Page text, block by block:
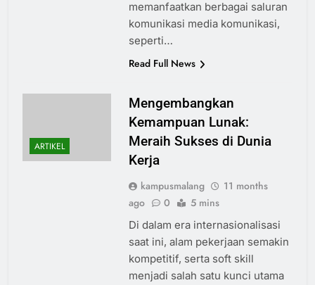
memanfaatkan berbagai saluran
komunikasi media komunikasi,
seperti…
Read Full News
ARTIKEL
Mengembangkan
Kemampuan Lunak:
Meraih Sukses di Dunia
Kerja
kampusmalang
11 months
ago
0 5 mins
Di dalam era internasionalisasi
saat ini, alam pekerjaan semakin
kompetitif, serta soft skill
menjadi salah satu kunci utama